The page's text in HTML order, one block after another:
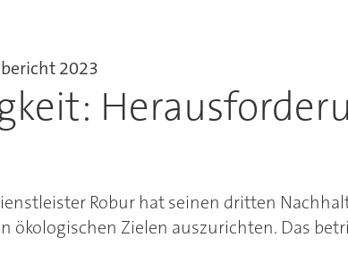
2023
Robur hat seinen dritten
ökologischen Zielen auszurichten. Das